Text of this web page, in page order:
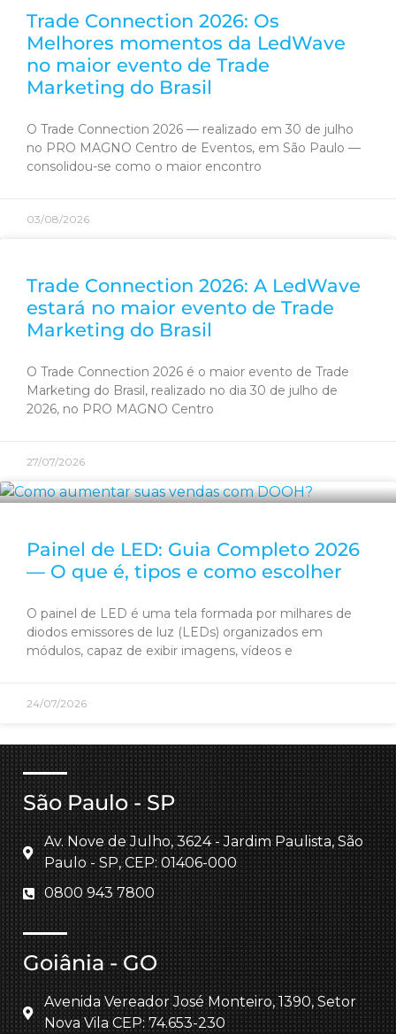
Trade Connection 2026: Os
Melhores momentos da LedWave
no maior evento de Trade
Marketing do Brasil
O Trade Connection 2026 — realizado em 30 de julho
no PRO MAGNO Centro de Eventos, em São Paulo —
consolidou-se como o maior encontro
03/08/2026
Trade Connection 2026: A LedWave
estará no maior evento de Trade
Marketing do Brasil
O Trade Connection 2026 é o maior evento de Trade
Marketing do Brasil, realizado no dia 30 de julho de
2026, no PRO MAGNO Centro
27/07/2026
Painel de LED: Guia Completo 2026
— O que é, tipos e como escolher
O painel de LED é uma tela formada por milhares de
diodos emissores de luz (LEDs) organizados em
módulos, capaz de exibir imagens, vídeos e
24/07/2026
São Paulo - SP
Av. Nove de Julho, 3624 - Jardim Paulista, São
Paulo - SP, CEP: 01406-000
0800 943 7800
Goiânia - GO
Avenida Vereador José Monteiro, 1390, Setor
Nova Vila CEP: 74.653-230